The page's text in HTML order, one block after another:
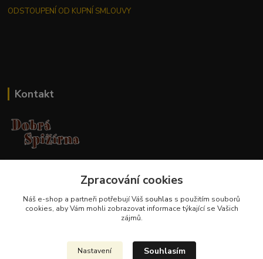
ODSTOUPENÍ OD KUPNÍ SMLOUVY
Kontakt
+420 737 551 994
obchod@dobraspizirna.cz
Zpracování cookies
Náš e-shop a partneři potřebují Váš souhlas s použitím souborů
cookies, aby Vám mohli zobrazovat informace týkající se Vašich
zájmů.
Nastavení Souhlasím